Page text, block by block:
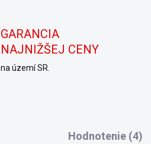
GARANCIA
NAJNIŽŠEJ CENY
na území SR.
Hodnotenie (4)